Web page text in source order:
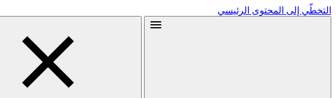
التخطّي إلى المحتوى الرئيسي